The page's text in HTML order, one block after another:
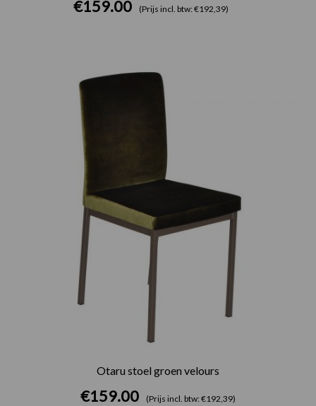
€159.00 (Prijs incl. btw: €192,39)
Otaru stoel groen velours
€159.00 (Prijs incl. btw: €192,39)